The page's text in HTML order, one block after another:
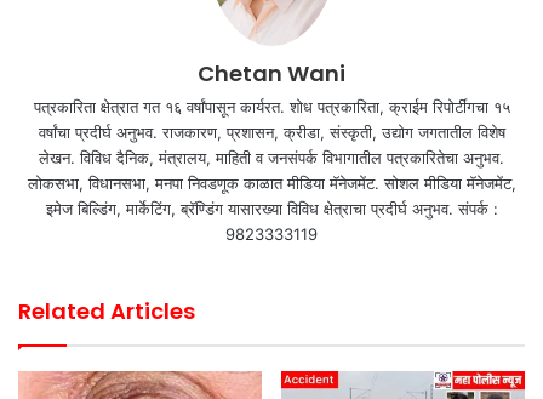
Chetan Wani
पत्रकारिता क्षेत्रात गत १६ वर्षांपासून कार्यरत. शोध पत्रकारिता, क्राईम रिपोर्टींगचा १५
वर्षांचा प्रदीर्घ अनुभव. राजकारण, प्रशासन, क्रीडा, संस्कृती, उद्योग जगतातील विशेष
लेखन. विविध दैनिक, मंत्रालय, माहिती व जनसंपर्क विभागातील पत्रकारितेचा अनुभव.
लोकसभा, विधानसभा, मनपा निवडणूक काळात मीडिया मॅनेजमेंट. सोशल मीडिया मॅनेजमेंट,
इमेज बिल्डिंग, मार्केटिंग, ब्रॅण्डिंग यासारख्या विविध क्षेत्राचा प्रदीर्घ अनुभव. संपर्क :
9823333119
Related Articles